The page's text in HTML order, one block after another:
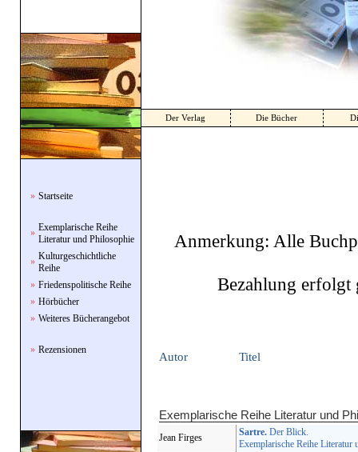
Der Verlag Die Bücher
» Startseite
» Exemplarische Reihe
Literatur und Philosophie
» Kulturgeschichtliche
Reihe
» Friedenspolitische Reihe
» Hörbücher
» Weiteres Bücherangebot
» Rezensionen
Anmerkung: Alle
Bezahlung erfolgt
Autor Titel
Exemplarische Reihe Literatur und
Jean Firges Sartre. Der Blick.
Exemplarische Reihe Literatur